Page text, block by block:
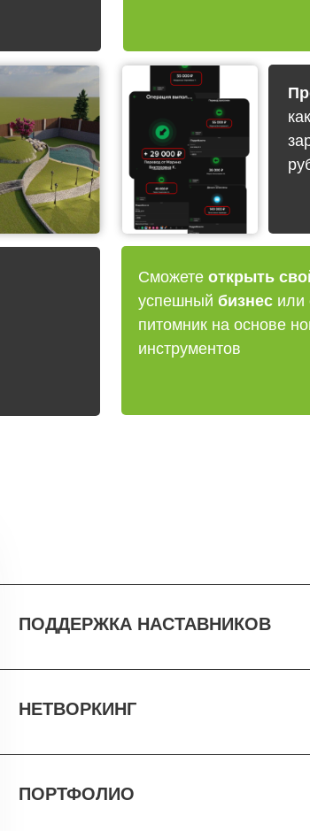
Сможете открыть
успешный бизнес или
питомник на основе
инструментов
ПОДДЕРЖКА НАСТАВНИКОВ
НЕТВОРКИНГ
ПОРТФОЛИО